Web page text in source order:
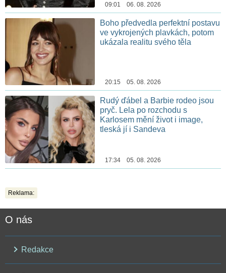
09:01 06. 08. 2026
Boho předvedla perfektní postavu
ve vykrojených plavkách, potom
ukázala realitu svého těla
20:15 05. 08. 2026
Rudý ďábel a Barbie rodeo jsou
pryč. Lela po rozchodu s
Karlosem mění život i image,
tleská jí i Sandeva
17:34 05. 08. 2026
Reklama:
O nás
Redakce